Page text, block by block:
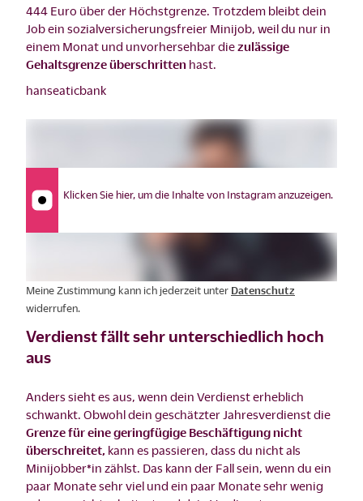
444 Euro über der Höchstgrenze. Trotzdem bleibt dein
Job ein sozialversicherungsfreier Minijob, weil du nur in
einem Monat und unvorhersehbar diezulässige
Gehaltsgrenze überschritten hast.
hanseaticbank
Klicken Sie hier, um die Inhalte von Instagram anzuzeigen.
Meine Zustimmung kann ich jederzeit unter Datenschutz
widerrufen.
Verdienst fällt sehr unterschiedlich hoch
aus
Anders sieht es aus, wenn dein Verdienst erheblich
schwankt. Obwohl dein geschätzter Jahresverdienst die
Grenze für eine geringfügige Beschäftigung nicht
überschreitet, kann es passieren, dass du nicht als
Minijobber*in zählst. Das kann der Fall sein, wenn du ein
paar Monate sehr viel und ein paar Monate sehr wenig